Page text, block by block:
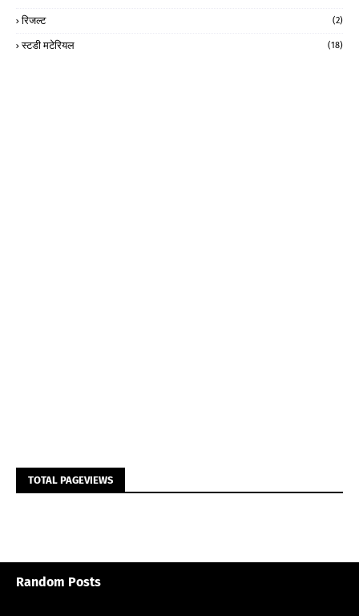
रिजल्ट (2)
स्टडी मटेरियल (18)
TOTAL PAGEVIEWS
Random Posts